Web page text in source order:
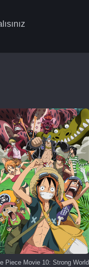
Piece Movie 10: Strong World